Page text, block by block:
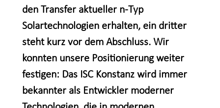
den Transfer aktueller n-Typ
Solartechnologien erhalten, ein dritter
steht kurz vor dem Abschluss. Wir
konnten unsere Positionierung weiter
festigen: Das ISC Konstanz wird immer
bekannter als Entwickler moderner